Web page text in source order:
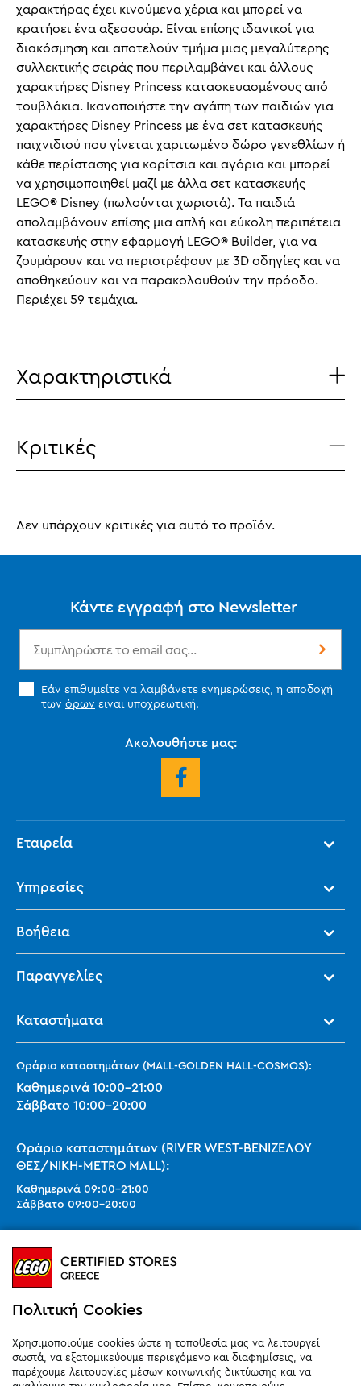
χαρακτήρας έχει κινούμενα χέρια και μπορεί να
κρατήσει ένα αξεσουάρ. Είναι επίσης ιδανικοί για
διακόσμηση και αποτελούν τμήμα μιας μεγαλύτερης
συλλεκτικής σειράς που περιλαμβάνει και άλλους
χαρακτήρες Disney Princess κατασκευασμένους από
τουβλάκια. Ικανοποιήστε την αγάπη των παιδιών για
χαρακτήρες Disney Princess με ένα σετ κατασκευής
παιχνιδιού που γίνεται χαριτωμένο δώρο γενεθλίων ή
κάθε περίστασης για κορίτσια και αγόρια και μπορεί
να χρησιμοποιηθεί μαζί με άλλα σετ κατασκευής
LEGO® Disney (πωλούνται χωριστά). Τα παιδιά
απολαμβάνουν επίσης μια απλή και εύκολη περιπέτεια
κατασκευής στην εφαρμογή LEGO® Builder, για να
ζουμάρουν και να περιστρέφουν με 3D οδηγίες και να
αποθηκεύουν και να παρακολουθούν την πρόοδο.
Περιέχει 59 τεμάχια.
Χαρακτηριστικά
Κριτικές
Δεν υπάρχουν κριτικές για αυτό το προϊόν.
Κάντε εγγραφή στο Newsletter
Εάν επιθυμείτε να λαμβάνετε ενημερώσεις, η αποδοχή
των όρων ειναι υποχρεωτική.
Ακολουθήστε μας:
Εταιρεία
Υπηρεσίες
Βοήθεια
Παραγγελίες
Καταστήματα
Ωράριο καταστημάτων (MALL-GOLDEN HALL-COSMOS):
Καθημερινά 10:00-21:00
Σάββατο 10:00-20:00
Ωράριο καταστημάτων (RIVER WEST-ΒΕΝΙΖΕΛΟΥ
ΘΕΣ/ΝΙΚΗ-METRO MALL):
Καθημερινά 09:00-21:00
Σάββατο 09:00-20:00
Ωράριο καταστημάτων (SMART PARK):
Καθημερινά10:00-21:00
Σάββατο09:00
Κυριακή 11:00-20:00 (έως 25/10)
orders@legostoregreece.gr
Αρ.Γ.Ε.ΜΗ: 084878102000
Πολιτική Cookies
Χρησιμοποιούμε cookies ώστε η τοποθεσία μας να λειτουργεί
σωστά, να εξατομικεύουμε περιεχόμενο και διαφημίσεις, να
παρέχουμε λειτουργίες μέσων κοινωνικής δικτύωσης και να